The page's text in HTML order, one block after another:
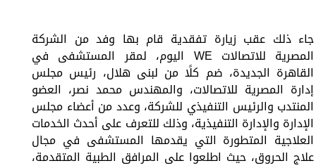
جاء ذلك عقب زيارة تفقدية قام بها وفد من الشركة
المصرية للاتصالات WE اليوم، لمقر المستشفى في
القاهرة الجديدة، ضم كلًا من لبنى هلال، رئيس مجلس
إدارة المصرية للاتصالات، والمهندس محمد نصر، العضو
المنتدب والرئيس التنفيذي للشركة، وعدد من أعضاء مجلس
الإدارة والإدارة التنفيذية، وذلك للتعرف على أحدث الخدمات
العلاجية المتطورة التي يقدمها المستشفى في مجال
علاج الحروق، حيث اطلعوا على المرافق الطبية المتقدمة،